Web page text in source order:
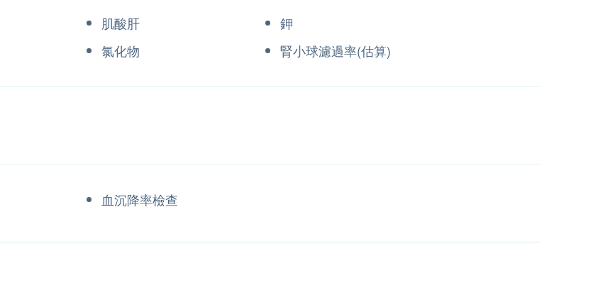
肌酸肝
鉀
氯化物 腎小球濾過率(估算)
血沉降率檢查